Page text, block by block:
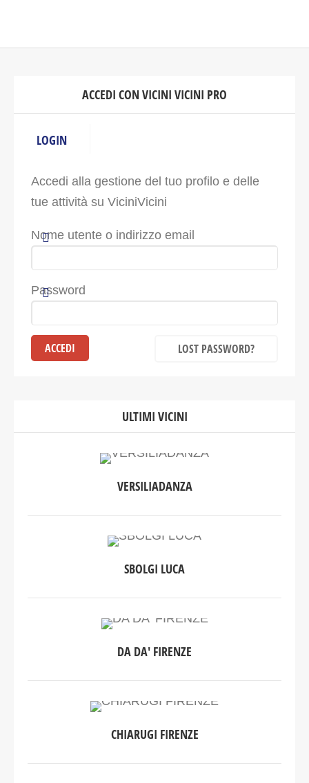
ACCEDI CON VICINI VICINI PRO
LOGIN
Accedi alla gestione del tuo profilo e delle
tue attività su ViciniVicini
Nome utente o indirizzo email
Password
LOST PASSWORD?
ULTIMI VICINI
VERSILIADANZA
SBOLGI LUCA
DA DA' FIRENZE
CHIARUGI FIRENZE